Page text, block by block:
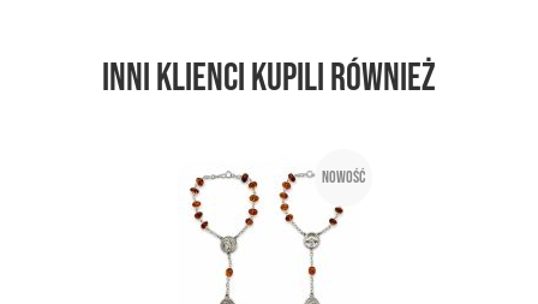
Inni klienci kupili również
Nowość